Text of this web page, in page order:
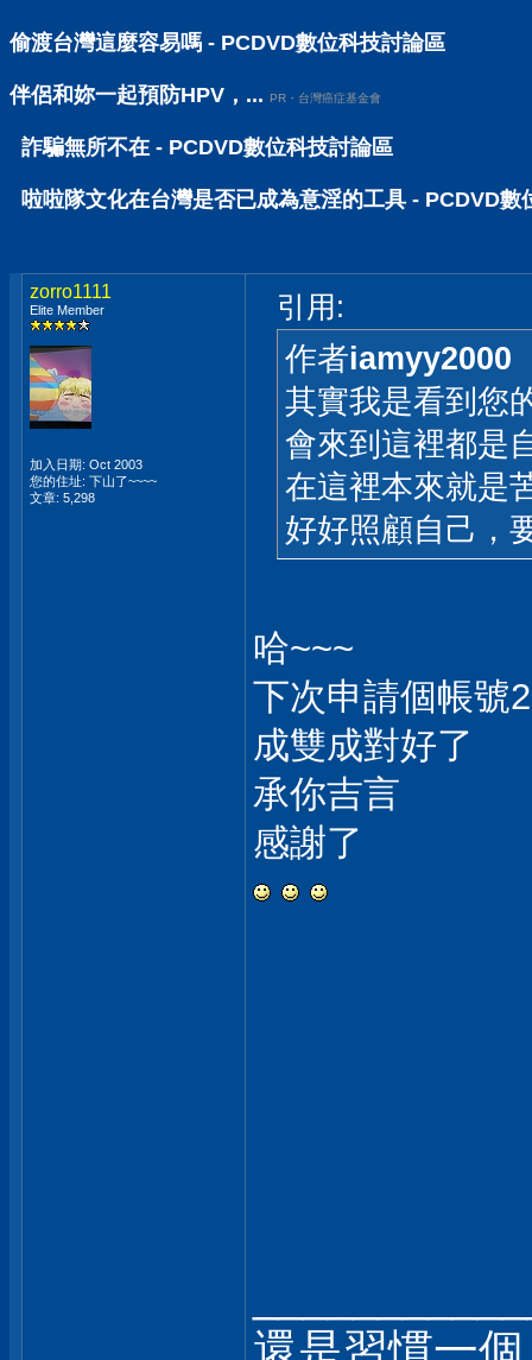
偷渡台灣這麼容易嗎 - PCDVD數位科技討論區
伴侶和妳一起預防HPV，... PR・台灣癌症基金會
詐騙無所不在 - PCDVD數位科技討論區
啦啦隊文化在台灣是否已成為意淫的工具 - PCDVD數
zorro1111
Elite Member
加入日期: Oct 2003
您的住址: 下山了~~~~
文章: 5,298
引用:
作者iamyy2000
其實我是看到您
會來到這裡都是
在這裡本來就是
好好照顧自己，
哈~~~
下次申請個帳號
成雙成對好了
承你吉言
感謝了